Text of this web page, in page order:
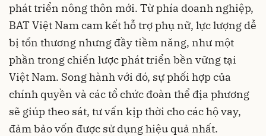
phát triển nông thôn mới. Từ phía doanh nghiệp,
BAT Việt Nam cam kết hỗ trợ phụ nữ, lực lượng dễ
bị tổn thương nhưng đầy tiềm năng, như một
phần trong chiến lược phát triển bền vững tại
Việt Nam. Song hành với đó, sự phối hợp của
chính quyền và các tổ chức đoàn thể địa phương
sẽ giúp theo sát, tư vấn kịp thời cho các hộ vay,
đảm bảo vốn được sử dụng hiệu quả nhất.